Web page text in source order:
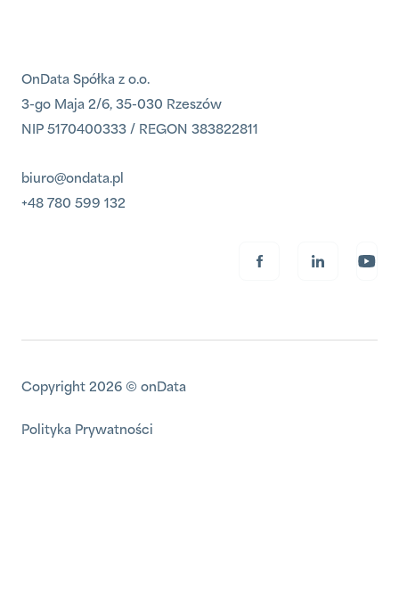
OnData Spółka z o.o.
3-go Maja 2/6, 35-030 Rzeszów
NIP 5170400333 / REGON 383822811
biuro@ondata.pl
+48 780 599 132
Copyright 2026 © onData
Polityka Prywatności